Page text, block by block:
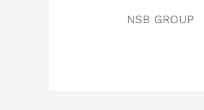
NSB GROUP